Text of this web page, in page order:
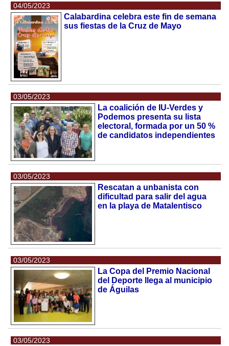
04/05/2023
Calabardina celebra este fin de semana
sus fiestas de la Cruz de Mayo
03/05/2023
La coalición de IU-Verdes y
Podemos presenta su lista
electoral, formada por un 50 %
de candidatos independientes
03/05/2023
Rescatan a unbanista con
dificultad para salir del agua
en la playa de Matalentisco
03/05/2023
La Copa del Premio Nacional
del Deporte llega al municipio
de Águilas
03/05/2023